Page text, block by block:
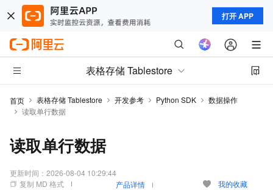
打开 APP
表格存储 Tablestore
首页 表格存储 Tablestore 开发参考 Python SDK
数据操作
读取单行数据
读取单行数据
更新时间： 2026-08-04 10:29:44
复制 MD 格式
产品详情 我的收藏